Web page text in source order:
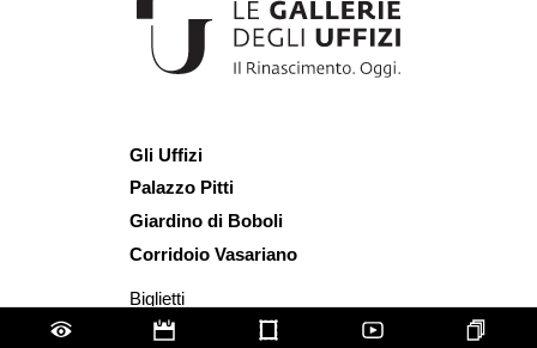
Gli Uffizi
Palazzo Pitti
Giardino di Boboli
Corridoio Vasariano
Biglietti
Utilizzo spazi e immagini